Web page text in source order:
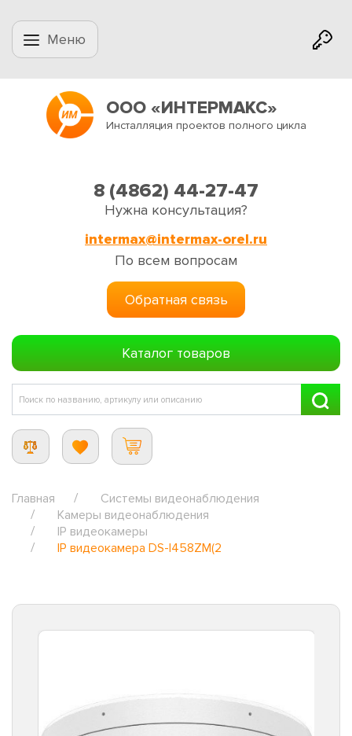
Меню
ООО «ИНТЕРМАКС»
Инсталляция проектов полного цикла
8 (4862) 44-27-47
Нужна консультация?
intermax@intermax-orel.ru
По всем вопросам
Обратная связь
Каталог товаров
Главная
Системы видеонаблюдения
Камеры видеонаблюдения
IP видеокамеры
IP видеокамера DS-I458ZM(2